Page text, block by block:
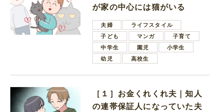
が家の中心には猫がいる
夫婦
ライフスタイル
子ども
マンガ
子育て
中学生
園児
小学生
幼児
高校生
［１］お金くれくれ夫｜知人
の連帯保証人になっていた夫